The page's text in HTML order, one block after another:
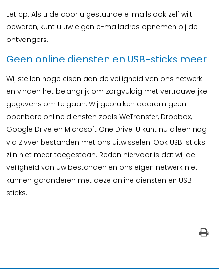
Let op: Als u de door u gestuurde e-mails ook zelf wilt
bewaren, kunt u uw eigen e-mailadres opnemen bij de
ontvangers.
Geen online diensten en USB-sticks meer
Wij stellen hoge eisen aan de veiligheid van ons netwerk
en vinden het belangrijk om zorgvuldig met vertrouwelijke
gegevens om te gaan. Wij gebruiken daarom geen
openbare online diensten zoals WeTransfer, Dropbox,
Google Drive en Microsoft One Drive. U kunt nu alleen nog
via Zivver bestanden met ons uitwisselen. Ook USB-sticks
zijn niet meer toegestaan. Reden hiervoor is dat wij de
veiligheid van uw bestanden en ons eigen netwerk niet
kunnen garanderen met deze online diensten en USB-
sticks.